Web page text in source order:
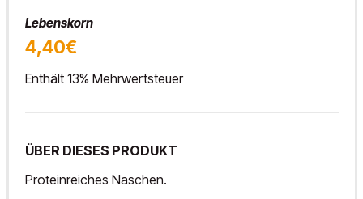
Lebenskorn
4,40€
Enthält 13% Mehrwertsteuer
ÜBER DIESES PRODUKT
Proteinreiches Naschen.